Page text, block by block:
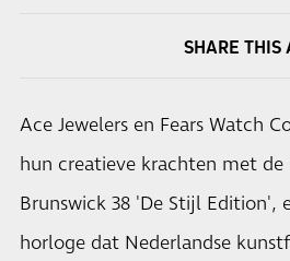
SHARE THIS
Ace Jewelers en Fears Watch
hun creatieve krachten met de
Brunswick 38 'De Stijl Edition',
horloge dat Nederlandse